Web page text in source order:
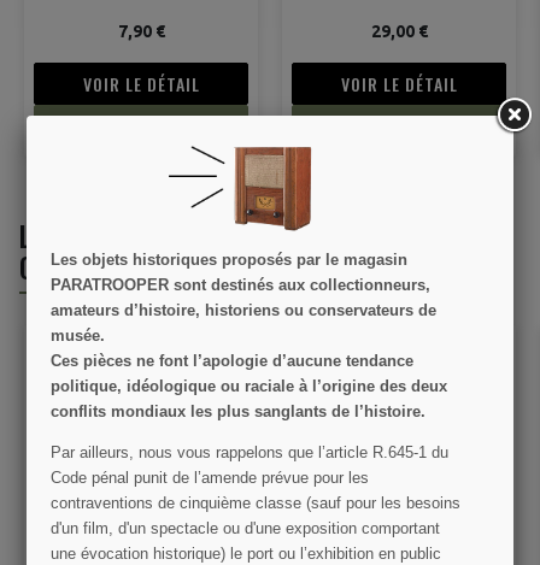
7,90 €
VOIR LE DÉTAIL
29,00 €
VOIR LE DÉTAIL
LES CLIENTS QUI ONT ACHETÉ CE PRODUIT
ONT ÉGALEMENT ACHETÉ :
Bonbons Charms,
framboise
Porte-chargeurs
Sturmgewehr MP44
Les objets historiques proposés par le magasin
PARATROOPER sont destinés aux collectionneurs,
amateurs d’histoire, historiens ou conservateurs de
musée.
Ces pièces ne font l’apologie d’aucune tendance
politique, idéologique ou raciale à l’origine des deux
conflits mondiaux les plus sanglants de l’histoire.
Par ailleurs, nous vous rappelons que l’article R.645­-1 du
Code pénal punit de l’amende prévue pour les
contraventions de cinquième classe (sauf pour les besoins
d'un film, d'un spectacle ou d'une exposition comportant
une évocation historique) le port ou l’exhibition en public